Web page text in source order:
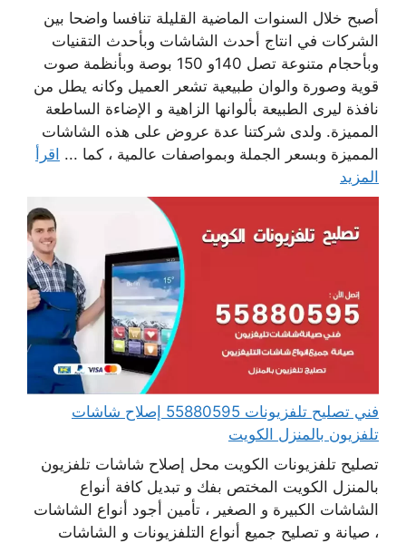
أصبح خلال السنوات الماضية القليلة تنافسا واضحا بين
الشركات في انتاج أحدث الشاشات وبأحدث التقنيات
وبأحجام متنوعة تصل 140و 150 بوصة وبأنظمة صوت
قوية وصورة والوان طبيعية تشعر العميل وكانه يطل من
نافذة ليرى الطبيعة بألوانها الزاهية و الإضاءة الساطعة
المميزة. ولدى شركتنا عدة عروض على هذه الشاشات
المميزة وبسعر الجملة وبمواصفات عالمية ، كما ... اقرأ
المزيد
فني تصليح تلفزيونات 55880595 إصلاح شاشات
تلفزيون بالمنزل الكويت
تصليح تلفزيونات الكويت محل إصلاح شاشات تلفزيون
بالمنزل الكويت المختص بفك و تبديل كافة أنواع
الشاشات الكبيرة و الصغير ، تأمين أجود أنواع الشاشات
، صيانة و تصليح جميع أنواع التلفزيونات و الشاشات